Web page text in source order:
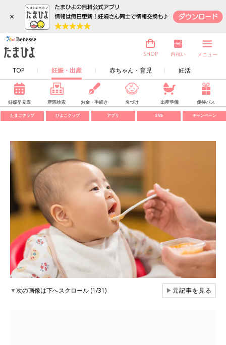
×
TOP 妊娠・出産 赤ちゃん・育児 妊活
SHOP 内祝い メニュー
妊娠早見表 産院検索 お金・手続き 名づけ 出産準備 優待パス
たまごクラブ ひよこクラブ アプリ SNS キャンペーン
▼次の画像は下へスクロール (1/31) ▶元記事を見る